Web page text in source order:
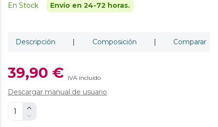
En Stock Envío en 24-72 horas.
Descripción | Composición | Comparar
39,90 € IVA incluido
Descargar manual de usuario